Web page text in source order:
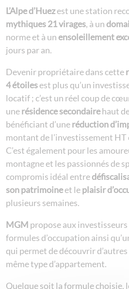
L’Alpe d’Huezest une station
mythiques 21 virages, à un
norme et à un ensoleillement
jours par an.
Devenir propriétaire dans cette
4 étoilesest plus qu’un
locatif ; c’est un réel coup de
unerésidence secondairehaut
bénéficiant d’uneréduction
montant de l’investissement HT
C’est également pour les
montagne et les passionnés de
compromis idéal entre
son patrimoineet leplaisir
plusieurs semaines.
MGM propose aux
formules d’occupation ainsi
qui permet de découvrir
même type d’appartement.
Quelque soit la formule choisie,